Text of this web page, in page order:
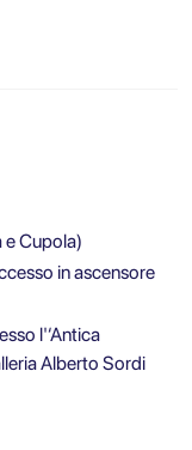
Cupola)
in ascensore
l'‘Antica
Alberto Sordi